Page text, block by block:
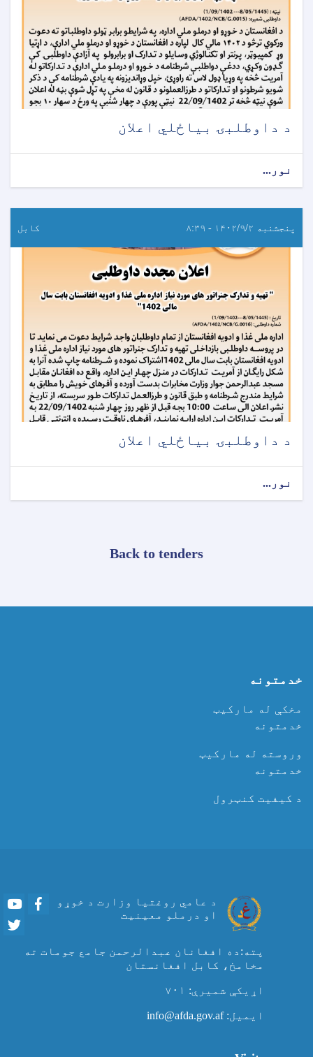
د داوطلبۍ بیاځلي اعلان
نور...
پنجشنبه ۱۴۰۲/۹/۲ - ۸:۳۹ کابل
د داوطلبۍ بیاځلي اعلان
نور...
Back to tenders
خدمتونه
مخکې له مارکیټ
خدمتونه
وروسته له مارکیټ
خدمتونه
د کیفیت کنټرول
د عامي روغتیا وزارت د خوړو
او درملو معینیت
YoutubeFacebook
پته:ده افغانان عبدالرحمن جامع جومات ته
مخامخ، کابل افغانستان
اړیکې شمیرې: ۷۰۱
ایمیل: info@afda.gov.af